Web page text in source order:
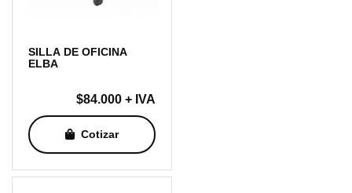
SILLA DE OFICINA
ELBA
$84.000 + IVA
Cotizar